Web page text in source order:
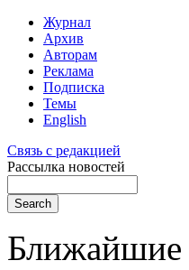
Журнал
Архив
Авторам
Реклама
Подписка
Темы
English
Связь с редакцией
Рассылка новостей
Ближайшие